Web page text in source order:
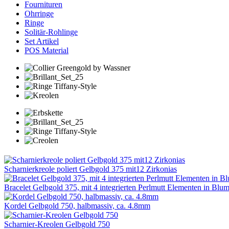
Fournituren
Ohrringe
Ringe
Solitär-Rohlinge
Set Artikel
POS Material
Scharnierkreole poliert Gelbgold 375 mit12 Zirkonias
Bracelet Gelbgold 375, mit 4 integrierten Perlmutt Elementen in
Kordel Gelbgold 750, halbmassiv, ca. 4.8mm
Scharnier-Kreolen Gelbgold 750